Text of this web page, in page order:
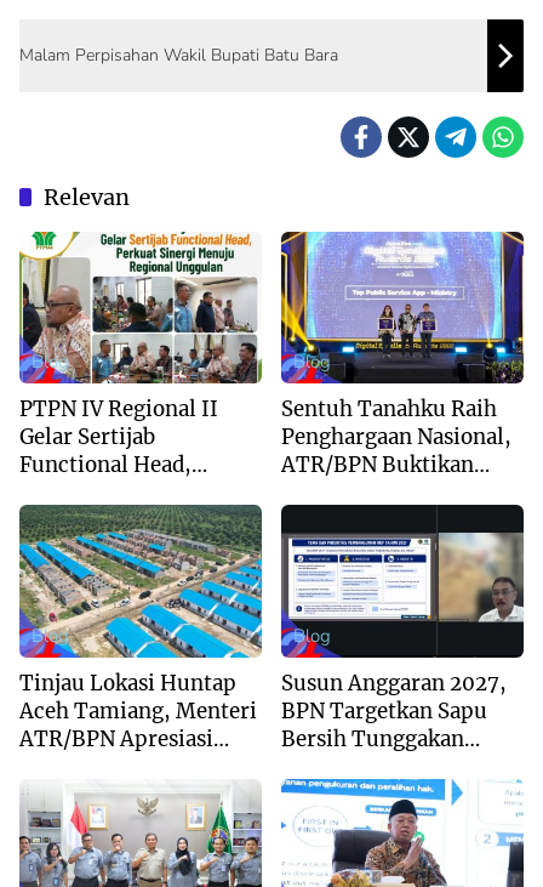
Malam Perpisahan Wakil Bupati Batu Bara
Relevan
Blog
PTPN IV Regional II
Gelar Sertijab
Functional Head,
Regional Unggulan
Blog
Sentuh Tanahku Raih
Penghargaan Nasional,
ATR/BPN Buktikan
Blog
Tinjau Lokasi Huntap
Aceh Tamiang, Menteri
ATR/BPN Apresiasi
Buddha Tzu Chi dan
Aguan
Blog
Susun Anggaran 2027,
BPN Targetkan Sapu
Bersih Tunggakan
Kepastian Waktu
Layanan